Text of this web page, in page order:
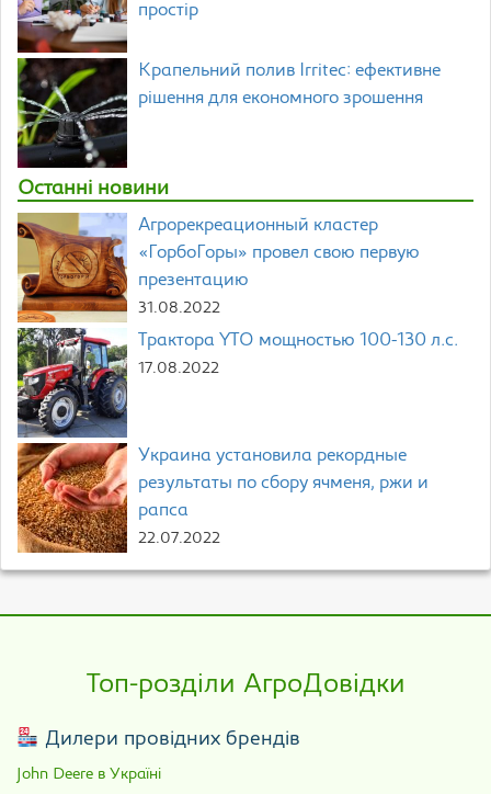
простір
Крапельний полив Irritec: ефективне
рішення для економного зрошення
Останні новини
Агрорекреационный кластер
«ГорбоГоры» провел свою первую
презентацию
31.08.2022
Трактора YTO мощностью 100-130 л.с.
17.08.2022
Украина установила рекордные
результаты по сбору ячменя, ржи и
рапса
22.07.2022
Топ-розділи АгроДовідки
Дилери провідних брендів
John Deere в Україні